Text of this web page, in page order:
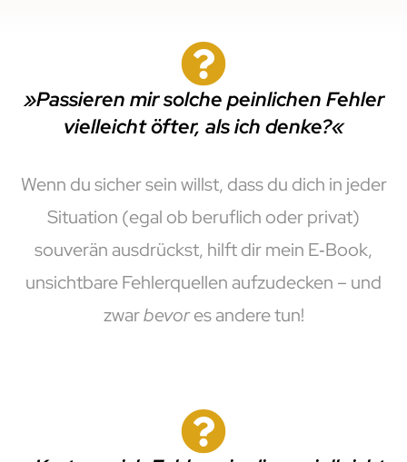
»Passieren mir solche peinlichen Fehler
vielleicht öfter, als ich denke?«
Wenn du sicher sein willst, dass du dich in jeder
Situation (egal ob beruflich oder privat)
souverän ausdrückst, hilft dir mein E‑Book,
unsichtbare Fehlerquellen aufzudecken – und
zwarbevores andere tun!